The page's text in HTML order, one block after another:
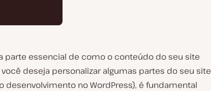
parte essencial de como o conteúdo do seu site
deseja personalizar algumas partes do seu site
desenvolvimento no WordPress), é fundamental